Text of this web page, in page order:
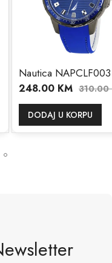
NAPCLF003
KM 310.00KM
DODAJ U KORPU